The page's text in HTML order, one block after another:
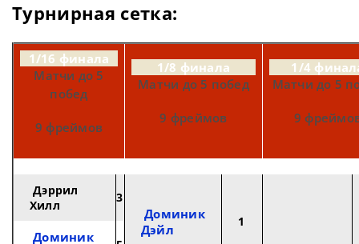
Турнирная сетка:
1/16 финала
Матчи до 5
побед
9 фреймов
1/8 финала
Матчи до 5 побед
9 фреймов
1/4
Матчи до 5
9
Дэррил
Хилл
3
Доминик
Дэйл
1
Доминик